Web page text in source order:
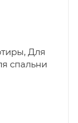
Для
спальни